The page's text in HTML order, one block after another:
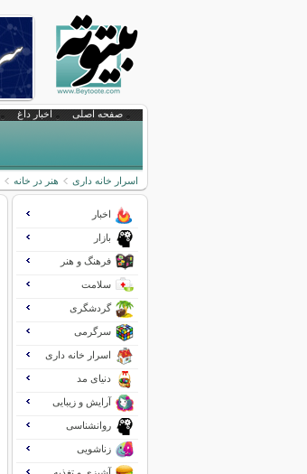
صفحه اصلی اخبار داغ
اسرار خانه داری هنر در خانه
اخبار
بازار
فرهنگ و هنر
سلامت
گردشگری
سرگرمی
اسرار خانه داری
دنیای مد
آرایش و زیبایی
روانشناسی
زناشویی